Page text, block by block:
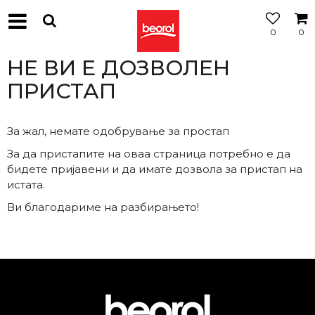
0
0
БЕСПЛАТНА
ИСПОРАКА
НЕ ВИ Е ДОЗВОЛЕН
ПРИСТАП
За жал, немате одобрување за простап
За да пристапите на оваа страница потребно е да
бидете пријавени и да имате дозвола за пристап на
истата.
Ви благодариме на разбирањето!